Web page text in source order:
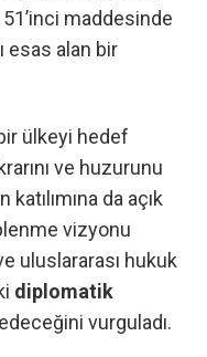
51’inci maddesinde
esas alan bir
ülkeyi hedef
ve huzurunu
da açık
vizyonu
uluslararası hukuk
diplomatik
vurguladı.